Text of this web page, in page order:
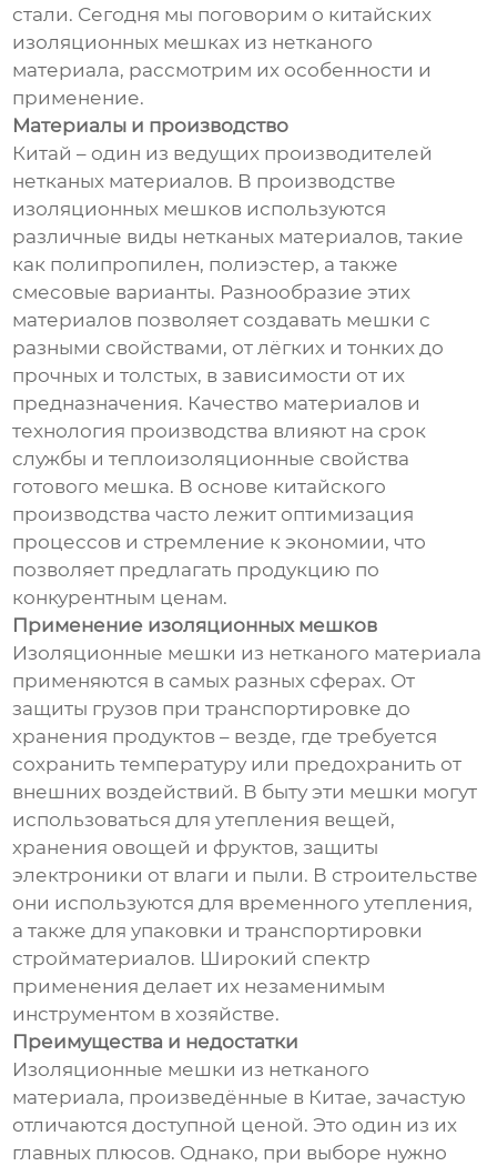
стали. Сегодня мы поговорим о китайских
изоляционных мешках из нетканого
материала, рассмотрим их особенности и
применение.
Материалы и производство
Китай – один из ведущих производителей
нетканых материалов. В производстве
изоляционных мешков используются
различные виды нетканых материалов, такие
как полипропилен, полиэстер, а также
смесовые варианты. Разнообразие этих
материалов позволяет создавать мешки с
разными свойствами, от лёгких и тонких до
прочных и толстых, в зависимости от их
предназначения. Качество материалов и
технология производства влияют на срок
службы и теплоизоляционные свойства
готового мешка. В основе китайского
производства часто лежит оптимизация
процессов и стремление к экономии, что
позволяет предлагать продукцию по
конкурентным ценам.
Применение изоляционных мешков
Изоляционные мешки из нетканого материала
применяются в самых разных сферах. От
защиты грузов при транспортировке до
хранения продуктов – везде, где требуется
сохранить температуру или предохранить от
внешних воздействий. В быту эти мешки могут
использоваться для утепления вещей,
хранения овощей и фруктов, защиты
электроники от влаги и пыли. В строительстве
они используются для временного утепления,
а также для упаковки и транспортировки
стройматериалов. Широкий спектр
применения делает их незаменимым
инструментом в хозяйстве.
Преимущества и недостатки
Изоляционные мешки из нетканого
материала, произведённые в Китае, зачастую
отличаются доступной ценой. Это один из их
главных плюсов. Однако, при выборе нужно